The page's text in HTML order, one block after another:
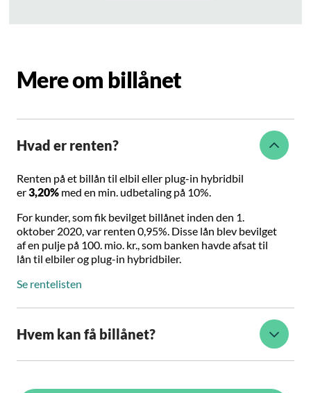
Mere om billånet
Hvad er renten?
Renten på et billån til elbil eller plug-in hybridbil
er3,20% med en min. udbetaling på 10%.
For kunder, som fik bevilget billånet inden den 1.
oktober 2020, var renten 0,95%. Disse lån blev bevilget
af en pulje på 100. mio. kr., som banken havde afsat til
lån til elbiler og plug-in hybridbiler.
Se rentelisten
Hvem kan få billånet?